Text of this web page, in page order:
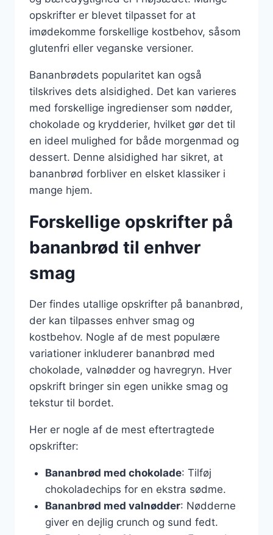
opskrifter er blevet tilpasset for at
imødekomme forskellige kostbehov, såsom
glutenfri eller veganske versioner.
Bananbrødets popularitet kan også
tilskrives dets alsidighed. Det kan varieres
med forskellige ingredienser som nødder,
chokolade og krydderier, hvilket gør det til
en ideel mulighed for både morgenmad og
dessert. Denne alsidighed har sikret, at
bananbrød forbliver en elsket klassiker i
mange hjem.
Forskellige opskrifter på
bananbrød til enhver
smag
Der findes utallige opskrifter på bananbrød,
der kan tilpasses enhver smag og
kostbehov. Nogle af de mest populære
variationer inkluderer bananbrød med
chokolade, valnødder og havregryn. Hver
opskrift bringer sin egen unikke smag og
tekstur til bordet.
Her er nogle af de mest eftertragtede
opskrifter:
Bananbrød med chokolade: Tilføj
chokoladechips for en ekstra sødme.
Bananbrød med valnødder: Nødderne
giver en dejlig crunch og sund fedt.